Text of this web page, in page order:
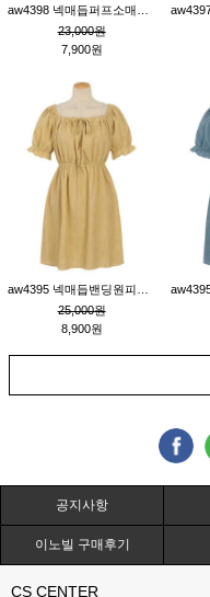
23,000원
7,900원
25,000원
8,900원
공지사항
이노빌 구매후기
CS CENTER